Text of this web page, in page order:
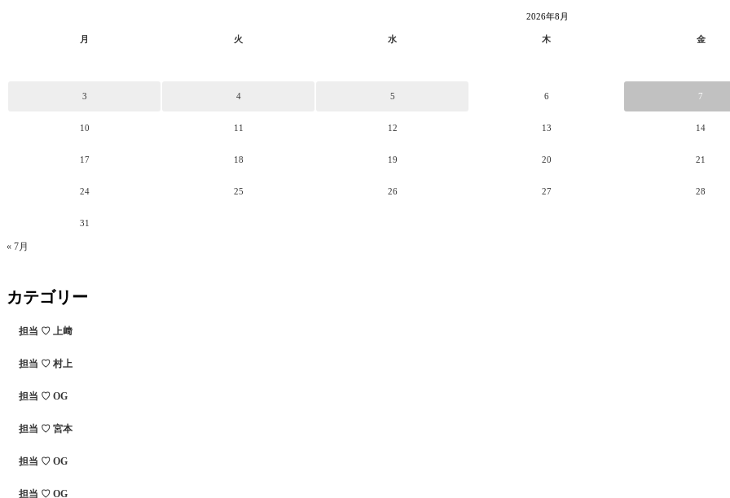
2026年8月
月 火 水 木 金
3 4 5 6 7
10 11 12 13 14
17 18 19 20 21
24 25 26 27 28
31
« 7月
カテゴリー
担当 ♡ 上﨑
担当 ♡ 村上
担当 ♡ OG
担当 ♡ 宮本
担当 ♡ OG
担当 ♡ OG